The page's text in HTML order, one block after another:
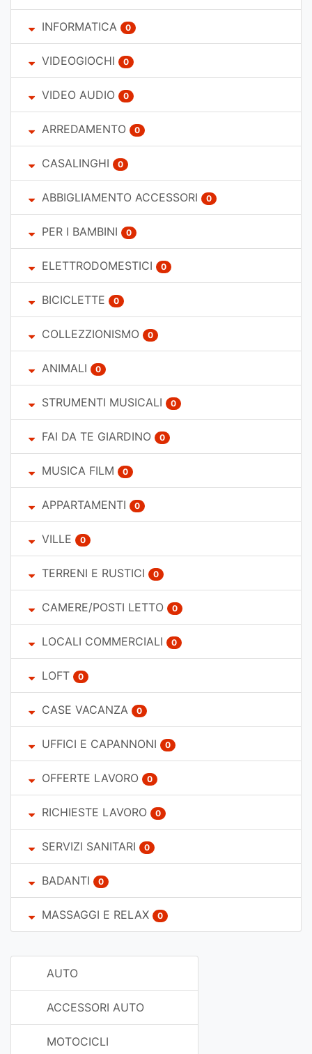
INFORMATICA 0
VIDEOGIOCHI 0
VIDEO AUDIO 0
ARREDAMENTO 0
CASALINGHI 0
ABBIGLIAMENTO ACCESSORI 0
PER I BAMBINI 0
ELETTRODOMESTICI 0
BICICLETTE 0
COLLEZZIONISMO 0
ANIMALI 0
STRUMENTI MUSICALI 0
FAI DA TE GIARDINO 0
MUSICA FILM 0
APPARTAMENTI 0
VILLE 0
TERRENI E RUSTICI 0
CAMERE/POSTI LETTO 0
LOCALI COMMERCIALI 0
LOFT 0
CASE VACANZA 0
UFFICI E CAPANNONI 0
OFFERTE LAVORO 0
RICHIESTE LAVORO 0
SERVIZI SANITARI 0
BADANTI 0
MASSAGGI E RELAX 0
AUTO
ACCESSORI AUTO
MOTOCICLI